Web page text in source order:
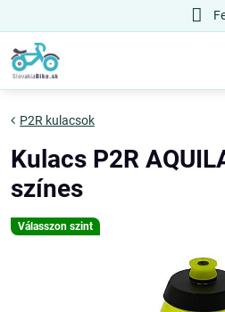
Válasszon szint
P2R kulacsok
Kulacs P2R
színes